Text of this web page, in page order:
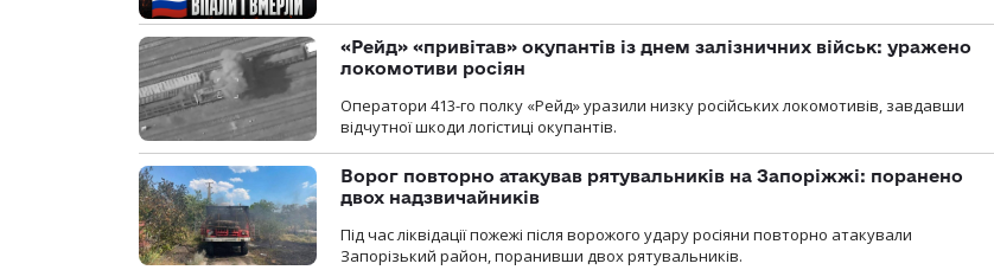
«Рейд» «привітав» окупантів із днем залізничних військ: уражено
локомотиви росіян
Оператори 413-го полку «Рейд» уразили низку російських локомотивів, завдавши
відчутної шкоди логістиці окупантів.
Ворог повторно атакував рятувальників на Запоріжжі: поранено
двох надзвичайників
Під час ліквідації пожежі після ворожого удару росіяни повторно атакували
Запорізький район, поранивши двох рятувальників.